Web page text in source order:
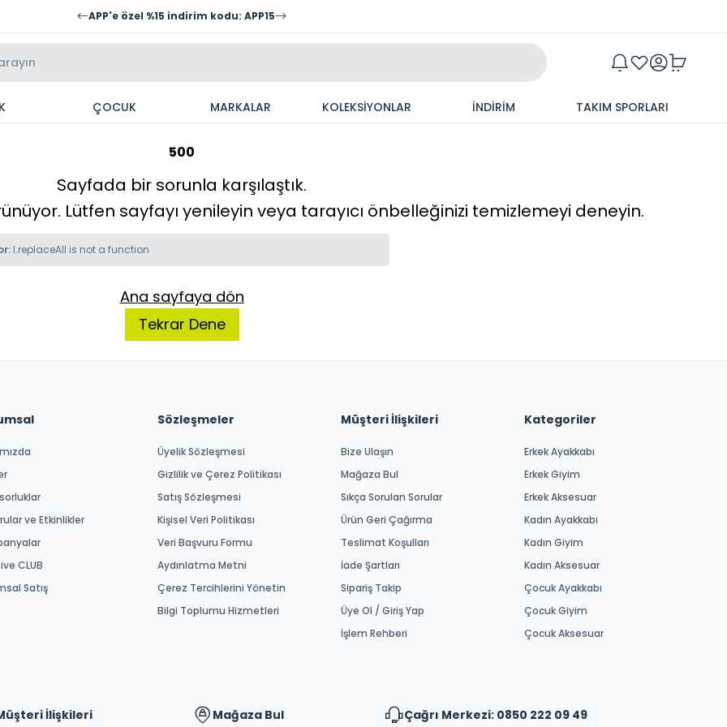
APP'e özel %15 indirim kodu: APP15
ÇOCUK MARKALAR KOLEKSİYONLAR İNDİRİM TAKIM SPORLARI
500
Sayfada bir sorunla karşılaştık.
Lütfen sayfayı yenileyin veya tarayıcı önbelleğinizi temizlemeyi deneyin.
l.replaceAll is not a function
Ana sayfaya dön
Tekrar Dene
ve Etkinlikler
CLUB
Satış
Sözleşmeler
Üyelik Sözleşmesi
Gizlilik ve Çerez Politikası
Satış Sözleşmesi
Kişisel Veri Politikası
Veri Başvuru Formu
Aydınlatma Metni
Çerez Tercihlerini Yönetin
Bilgi Toplumu Hizmetleri
Müşteri İlişkileri
Bize Ulaşın
Mağaza Bul
Sıkça Sorulan Sorular
Ürün Geri Çağırma
Teslimat Koşulları
İade Şartları
Sipariş Takip
Üye Ol / Giriş Yap
İşlem Rehberi
Kategoriler
Erkek Ayakkabı
Erkek Giyim
Erkek Aksesuar
Kadın Ayakkabı
Kadın Giyim
Kadın Aksesuar
Çocuk Ayakkabı
Çocuk Giyim
Çocuk Aksesuar
İlişkileri Mağaza Bul Çağrı Merkezi: 0850 222 09 49